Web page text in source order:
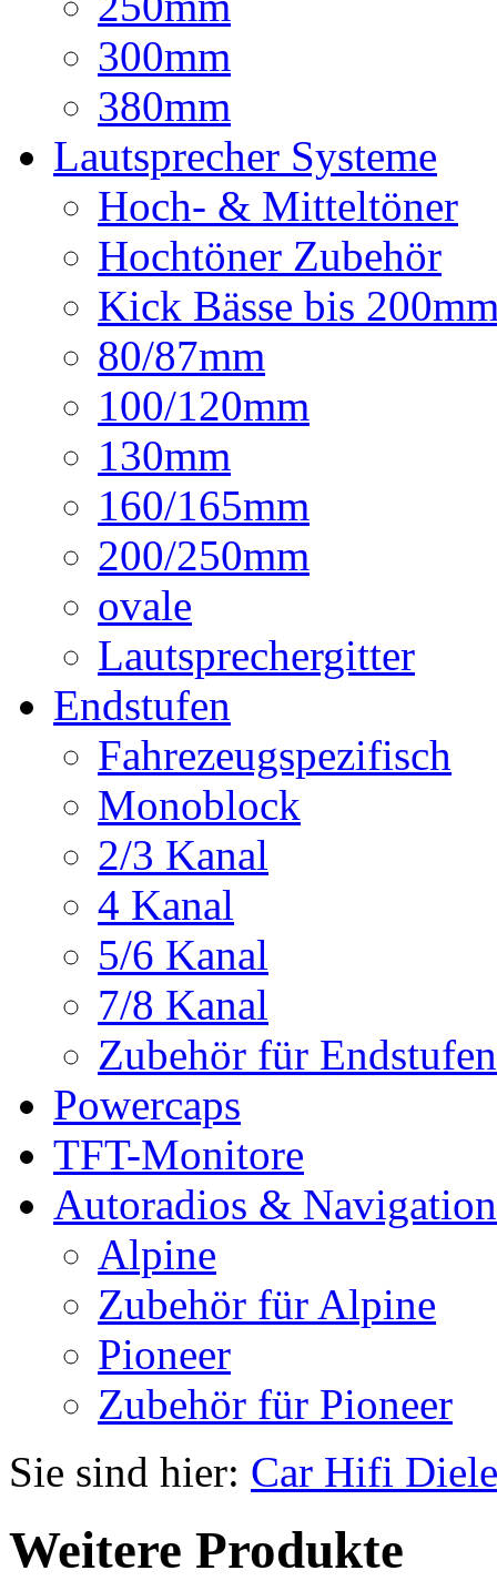
300mm
380mm
Lautsprecher Systeme
Hoch- & Mitteltöner
Hochtöner Zubehör
Kick Bässe bis
80/87mm
100/120mm
130mm
160/165mm
200/250mm
ovale
Lautsprechergitter
Endstufen
Fahrezeugspezifisch
Monoblock
2/3 Kanal
4 Kanal
5/6 Kanal
7/8 Kanal
Zubehör für Endstufen
Powercaps
TFT-Monitore
Autoradios & Navigation
Alpine
Zubehör für Alpine
Pioneer
Zubehör für Pioneer
Sie sind hier: Car Hifi
Weitere Produkte